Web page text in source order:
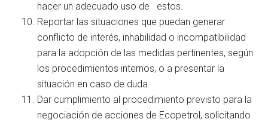
hacer un adecuado uso de estos.
Reportar las situaciones que puedan generar
conflicto de interés, inhabilidad o incompatibilidad
para la adopción de las medidas pertinentes, según
los procedimientos internos, o a presentar la
situación en caso de duda.
Dar cumplimiento al procedimiento previsto para la
negociación de acciones de Ecopetrol, solicitando